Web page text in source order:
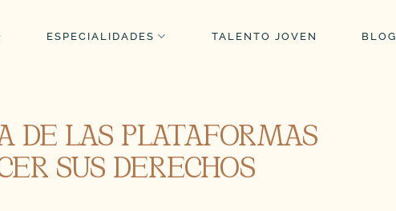
ESPECIALIDADES TALENTO JOVEN BLOG
DE LAS PLATAFORMAS
SUS DERECHOS